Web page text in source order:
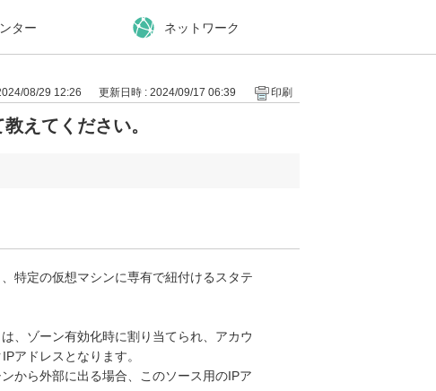
ター ネットワーク
08/29 12:26 更新日時 : 2024/09/17 06:39 印刷
えてください。
特定の仮想マシンに専有で紐付けるスタテ
、ゾーン有効化時に割り当てられ、アカウ
アドレスとなります。
から外部に出る場合、このソース用のIPア